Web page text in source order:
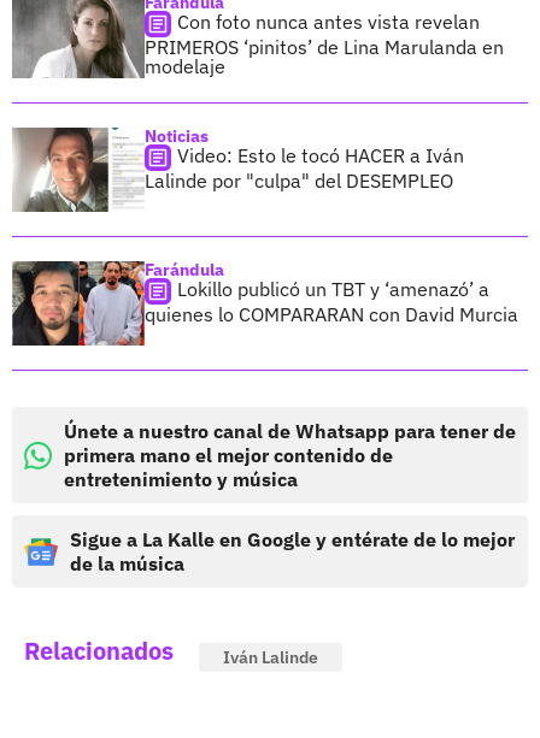
Con foto nunca antes vista revelan
PRIMEROS ‘pinitos’ de Lina Marulanda en
modelaje
Noticias
Video: Esto le tocó HACER a Iván
Lalinde por "culpa" del DESEMPLEO
Farándula
Lokillo publicó un TBT y ‘amenazó’ a
quienes lo COMPARARAN con David Murcia
Únete a nuestro canal de Whatsapp para tener de
primera mano el mejor contenido de
entretenimiento y música
Sigue a La Kalle en Google y entérate de lo mejor
de la música
Relacionados Iván Lalinde